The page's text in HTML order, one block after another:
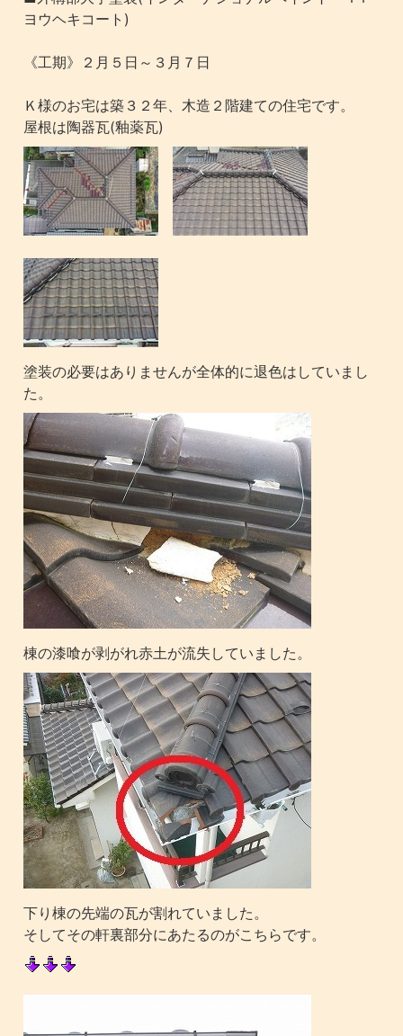
ヨウヘキコート)
《工期》２月５日～３月７日
Ｋ様のお宅は築３２年、木造２階建ての住宅です。
屋根は陶器瓦(釉薬瓦)
塗装の必要はありませんが全体的に退色はしていまし
た。
棟の漆喰が剥がれ赤土が流失していました。
下り棟の先端の瓦が割れていました。
そしてその軒裏部分にあたるのがこちらです。